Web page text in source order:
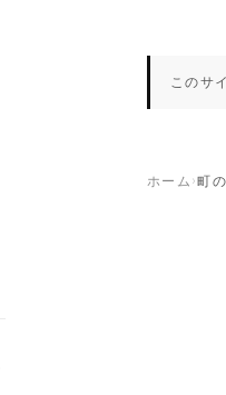
このサ
ホーム ›町